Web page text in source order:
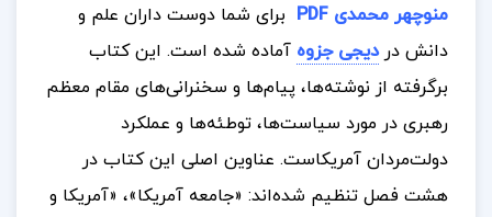
منوچهر محمدی PDF
برای شما دوست داران علم و
دانش دردیجی جزوه آماده شده است. این کتاب
برگرفته از نوشته‌ها، پیام‌ها و سخنرانی‌های مقام معظم
رهبری در مورد سیاست‌ها، توطئه‌ها و عملکرد
دولت‌مردان آمریکاست. عناوین اصلی این کتاب در
هشت فصل تنظیم شده‌اند: «جامعه آمریکا»، «آمریکا و